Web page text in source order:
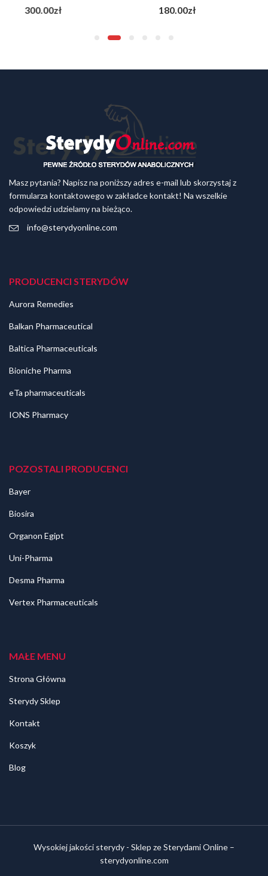
300.00zł 180.00zł
Masz pytania? Napisz na poniższy adres e-mail lub skorzystaj z
formularza kontaktowego w zakładce kontakt! Na wszelkie
odpowiedzi udzielamy na bieżąco.
info@sterydyonline.com
PRODUCENCI STERYDÓW
Aurora Remedies
Balkan Pharmaceutical
Baltica Pharmaceuticals
Bioniche Pharma
eTa pharmaceuticals
IONS Pharmacy
POZOSTALI PRODUCENCI
Bayer
Biosira
Organon Egipt
Uni-Pharma
Desma Pharma
Vertex Pharmaceuticals
MAŁE MENU
Strona Główna
Sterydy Sklep
Kontakt
Koszyk
Blog
Wysokiej jakości sterydy - Sklep ze Sterydami Online –
sterydyonline.com